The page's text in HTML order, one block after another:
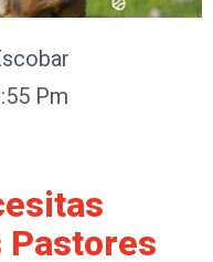
Pm
Pastores